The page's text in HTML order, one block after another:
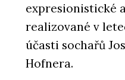
expresionistické
realizované v
účasti sochařů
Hofnera.